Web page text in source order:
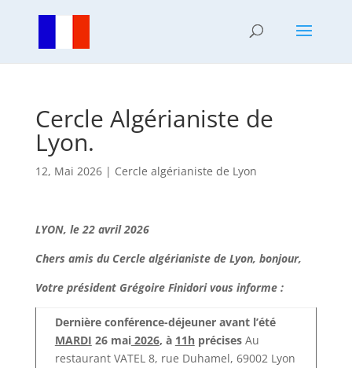
Cercle Algérianiste de
Lyon.
12, Mai 2026| Cercle algérianiste de Lyon
LYON, le 22 avril 2026
Chers amis du Cercle algérianiste de Lyon, bonjour,
Votre président Grégoire Finidori vous informe :
Dernière conférence-déjeuner avant l’été
MARDI 26 mai2026, à 11hprécisesAu
restaurant VATEL 8, rue Duhamel, 69002 Lyon